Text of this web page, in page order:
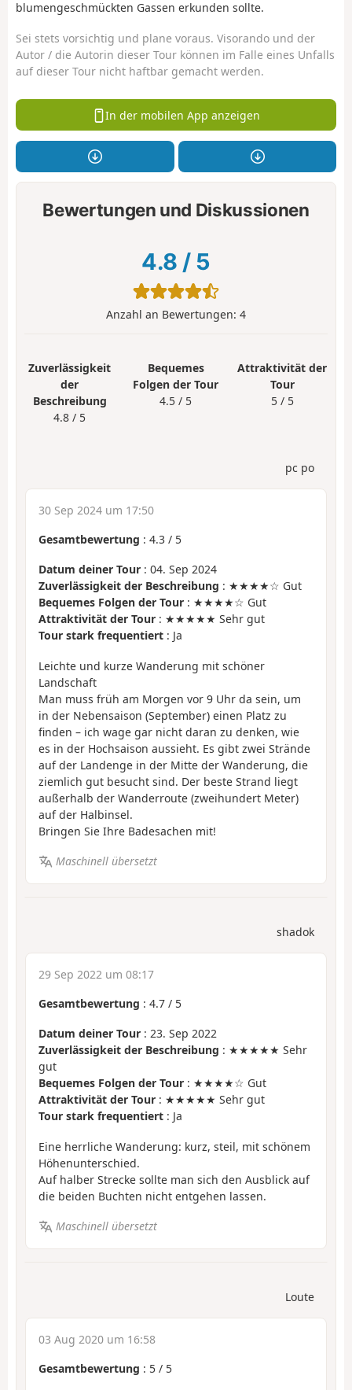
blumengeschmückten Gassen erkunden sollte.
Sei stets vorsichtig und plane voraus. Visorando und der
Autor / die Autorin dieser Tour können im Falle eines Unfalls
auf dieser Tour nicht haftbar gemacht werden.
In der mobilen App anzeigen
Bewertungen und Diskussionen
4.8 / 5
Anzahl an Bewertungen: 4
Zuverlässigkeit
der
Beschreibung
4.8 / 5
Bequemes
Folgen der Tour
4.5 / 5
Attraktivität der
Tour
5 / 5
pc po
30 Sep 2024 um 17:50
Gesamtbewertung : 4.3 / 5
Datum deiner Tour : 04. Sep 2024
Zuverlässigkeit der Beschreibung : ★★★★☆ Gut
Bequemes Folgen der Tour : ★★★★☆ Gut
Attraktivität der Tour : ★★★★★ Sehr gut
Tour stark frequentiert : Ja
Leichte und kurze Wanderung mit schöner
Landschaft
Man muss früh am Morgen vor 9 Uhr da sein, um
in der Nebensaison (September) einen Platz zu
finden – ich wage gar nicht daran zu denken, wie
es in der Hochsaison aussieht. Es gibt zwei Strände
auf der Landenge in der Mitte der Wanderung, die
ziemlich gut besucht sind. Der beste Strand liegt
außerhalb der Wanderroute (zweihundert Meter)
auf der Halbinsel.
Bringen Sie Ihre Badesachen mit!
Maschinell übersetzt
shadok
29 Sep 2022 um 08:17
Gesamtbewertung : 4.7 / 5
Datum deiner Tour : 23. Sep 2022
Zuverlässigkeit der Beschreibung : ★★★★★ Sehr
gut
Bequemes Folgen der Tour : ★★★★☆ Gut
Attraktivität der Tour : ★★★★★ Sehr gut
Tour stark frequentiert : Ja
Eine herrliche Wanderung: kurz, steil, mit schönem
Höhenunterschied.
Auf halber Strecke sollte man sich den Ausblick auf
die beiden Buchten nicht entgehen lassen.
Maschinell übersetzt
Loute
03 Aug 2020 um 16:58
Gesamtbewertung : 5 / 5